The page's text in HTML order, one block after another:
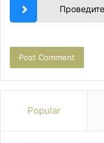
Popular